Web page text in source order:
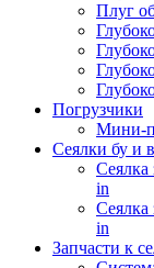
Плуг
Погрузчики
Мини-
Сеялки бу и
Сеялка
in
Сеялка
in
Запчасти к